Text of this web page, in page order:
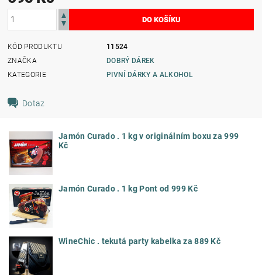
KÓD PRODUKTU
11524
ZNAČKA
DOBRÝ DÁREK
KATEGORIE
PIVNÍ DÁRKY A ALKOHOL
Dotaz
Jamón Curado . 1 kg v originálním boxu za 999
Kč
Jamón Curado . 1 kg Pont od 999 Kč
WineChic . tekutá party kabelka za 889 Kč